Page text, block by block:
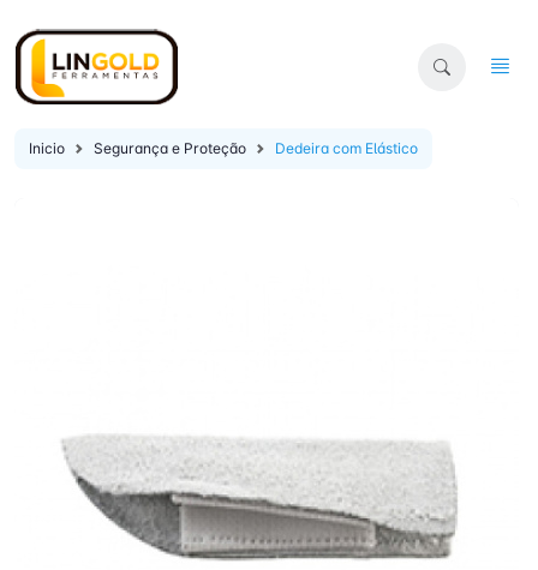
Inicio Segurança e Proteção Dedeira com Elástico